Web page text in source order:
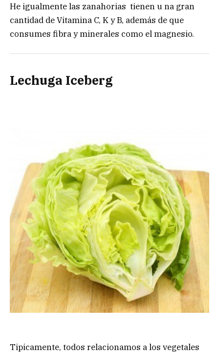
He igualmente las zanahorias tienen u na gran
cantidad de Vitamina C, K y B, además de que
consumes fibra y minerales como el magnesio.
Lechuga Iceberg
Tipicamente, todos relacionamos a los vegetales